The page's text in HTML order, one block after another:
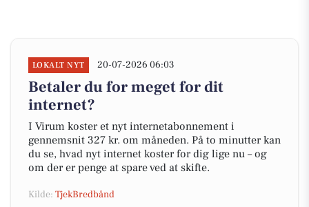
LOKALT NYT 20-07-2026 06:03
Betaler du for meget for dit
internet?
I Virum koster et nyt internetabonnement i
gennemsnit 327 kr. om måneden. På to minutter kan
du se, hvad nyt internet koster for dig lige nu – og
om der er penge at spare ved at skifte.
Kilde: TjekBredbånd